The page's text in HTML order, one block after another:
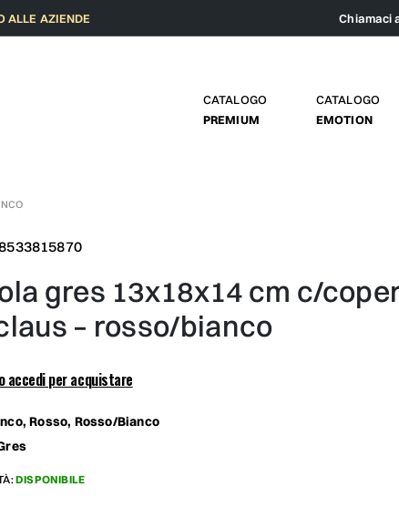
ALLE AZIENDE Chiamaci
CATALOGO
PREMIUM
CATALOGO
EMOTION
– rosso/bianco
accedi per acquistare
Rosso, Rosso/Bianco
DISPONIBILE